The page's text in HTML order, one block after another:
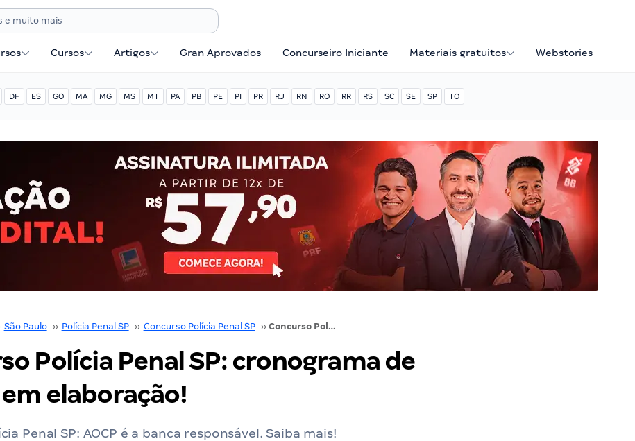
Cursos Artigos Gran Aprovados Concurseiro Iniciante Materiais gratuitos Webstories
DF ES GO MA MG MS MT PA PB PE PI PR RJ RN RO RR RS SC SE SP TO
São Paulo ›› Polícia Penal SP ›› Concurso Polícia Penal SP ›› Concurso Polícia Penal SP: cronograma de provas em elaboração!
Polícia Penal SP: cronograma de
elaboração!
Penal SP: AOCP é a banca responsável. Saiba mais!